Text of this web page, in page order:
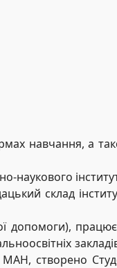
навчання, а
наукового
склад
допомоги),
МАН, створено